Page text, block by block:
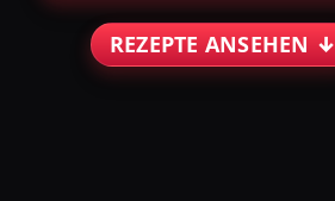
REZEPTE ANSEHEN ↓